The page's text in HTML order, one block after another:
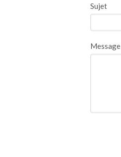
Sujet
Message